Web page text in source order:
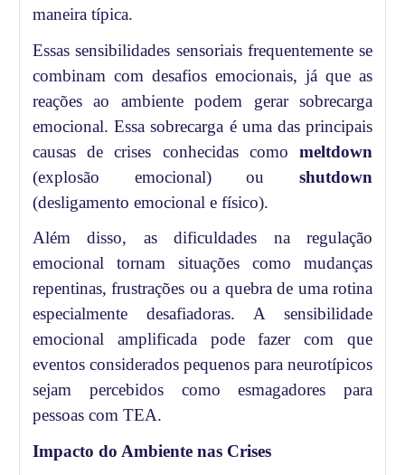
maneira típica.
Essas sensibilidades sensoriais frequentemente se
combinam com desafios emocionais, já que as
reações ao ambiente podem gerar sobrecarga
emocional. Essa sobrecarga é uma das principais
causas de crises conhecidas como meltdown
(explosão emocional) ou shutdown
(desligamento emocional e físico).
Além disso, as dificuldades na regulação
emocional tornam situações como mudanças
repentinas, frustrações ou a quebra de uma rotina
especialmente desafiadoras. A sensibilidade
emocional amplificada pode fazer com que
eventos considerados pequenos para neurotípicos
sejam percebidos como esmagadores para
pessoas com TEA.
Impacto do Ambiente nas Crises